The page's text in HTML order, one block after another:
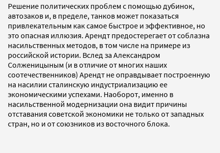
Решение политических проблем с помощью дубинок,
автозаков и, в пределе, танков может показаться
привлекательным как самое быстрое и эффективное, но
это опасная иллюзия. Арендт предостерегает от соблазна
насильственных методов, в том числе на примере из
российской истории. Вслед за Александром
Солженицыным (и в отличие от многих наших
соотечественников) Арендт не оправдывает построенную
на насилии сталинскую индустриализацию ее
экономическими успехами. Наоборот, именно в
насильственной модернизации она видит причины
отставания советской экономики не только от западных
стран, но и от союзников из восточного блока.